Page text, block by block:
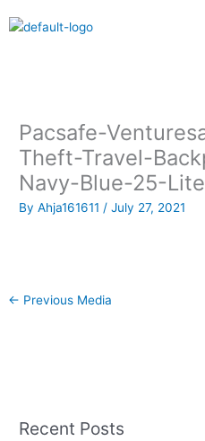
to
Pacsafe-
Theft-Travel-
Navy-Blue-25-
ByAhja161611/July 27, 2021
← Previous Media
Recent Posts